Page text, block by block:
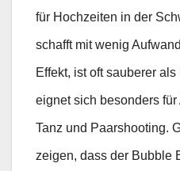
für Hochzeiten in der
schafft mit wenig
Effekt, ist oft sauberer
eignet sich besonders
Tanz und Paarshooting.
zeigen, dass der Bubble